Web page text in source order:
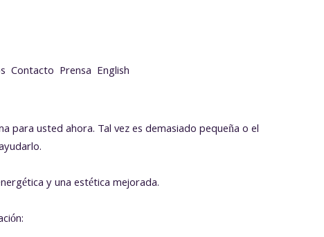
Contacto Prensa English
para usted ahora. Tal vez es demasiado pequeña o el
y una estética mejorada.